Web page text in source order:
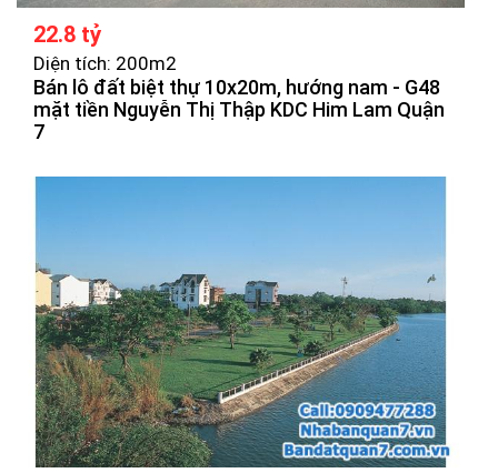
22.8 tỷ
Diện tích: 200m2
Bán lô đất biệt thự 10x20m, hướng nam - G48
mặt tiền Nguyễn Thị Thập KDC Him Lam Quận
7